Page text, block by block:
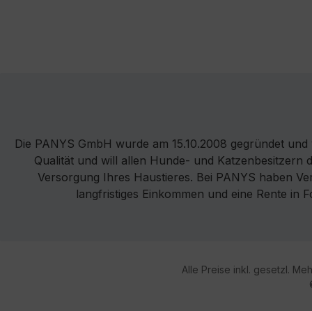
Die PANYS GmbH wurde am 15.10.2008 gegründet
Qualität und will allen Hunde- und
Versorgung Ihres Haustieres. Bei PANYS haben
langfristiges Einkommen und eine Rente in
Alle Preise inkl. gesetzl.